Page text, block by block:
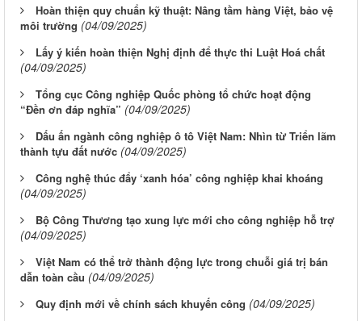
Hoàn thiện quy chuẩn kỹ thuật: Nâng tầm hàng Việt, bảo vệ
môi trường (04/09/2025)
Lấy ý kiến hoàn thiện Nghị định để thực thi Luật Hoá chất
(04/09/2025)
Tổng cục Công nghiệp Quốc phòng tổ chức hoạt động
“Đền ơn đáp nghĩa” (04/09/2025)
Dấu ấn ngành công nghiệp ô tô Việt Nam: Nhìn từ Triển lãm
thành tựu đất nước (04/09/2025)
Công nghệ thúc đẩy ‘xanh hóa’ công nghiệp khai khoáng
(04/09/2025)
Bộ Công Thương tạo xung lực mới cho công nghiệp hỗ trợ
(04/09/2025)
Việt Nam có thể trở thành động lực trong chuỗi giá trị bán
dẫn toàn cầu (04/09/2025)
Quy định mới về chính sách khuyến công (04/09/2025)